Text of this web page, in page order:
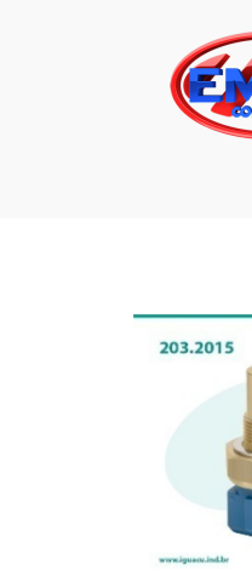
EMPRESA
MARCAS
PRODUTOS